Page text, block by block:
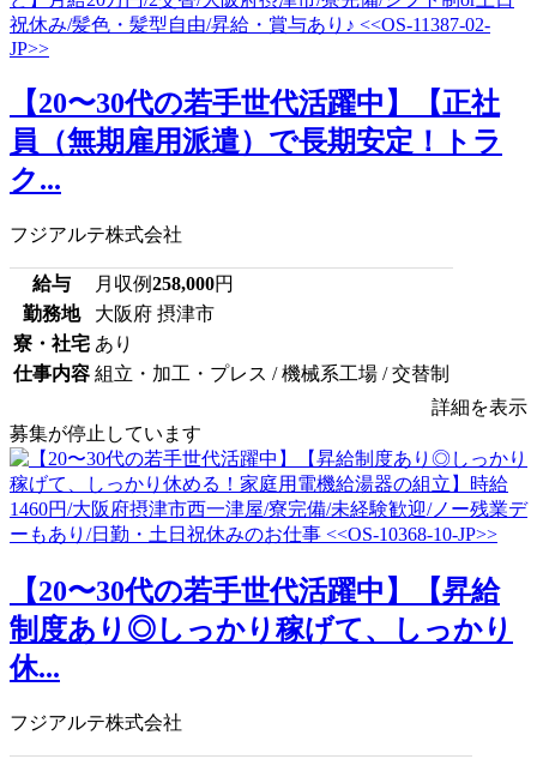
【20〜30代の若手世代活躍中】【正社
員（無期雇用派遣）で長期安定！トラ
ク...
フジアルテ株式会社
給与 月収例258,000円
勤務地
大阪府 摂津市
寮・社宅 あり
仕事内容 組立・加工・プレス / 機械系工場 / 交替制
詳細を表示
募集が停止しています
【20〜30代の若手世代活躍中】【昇給
制度あり◎しっかり稼げて、しっかり
休...
フジアルテ株式会社